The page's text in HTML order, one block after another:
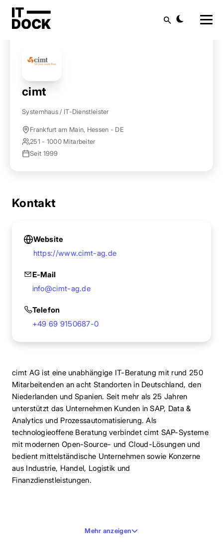
Startseite Anbieter finden
cimt
Systemhaus / IT-Dienstleister
Frankfurt am Main, Hessen - DE
251 - 1000 Mitarbeiter
Seit 1999
Kontakt
Website
https://www.cimt-ag.de
E-Mail
info@cimt-ag.de
Telefon
+49 69 9150687-0
cimt AG ist eine unabhängige IT-Beratung mit rund 250
Mitarbeitenden an acht Standorten in Deutschland, den
Niederlanden und Spanien. Seit mehr als 25 Jahren
unterstützt das Unternehmen Kunden in SAP, Data &
Analytics und Prozessautomatisierung. Als
technologieoffene Beratung verbindet cimt SAP-Systeme
mit modernen Open-Source- und Cloud-Lösungen und
bedient mittelständische Unternehmen sowie Konzerne
aus Industrie, Handel, Logistik und
Finanzdienstleistungen.
Mehr anzeigen